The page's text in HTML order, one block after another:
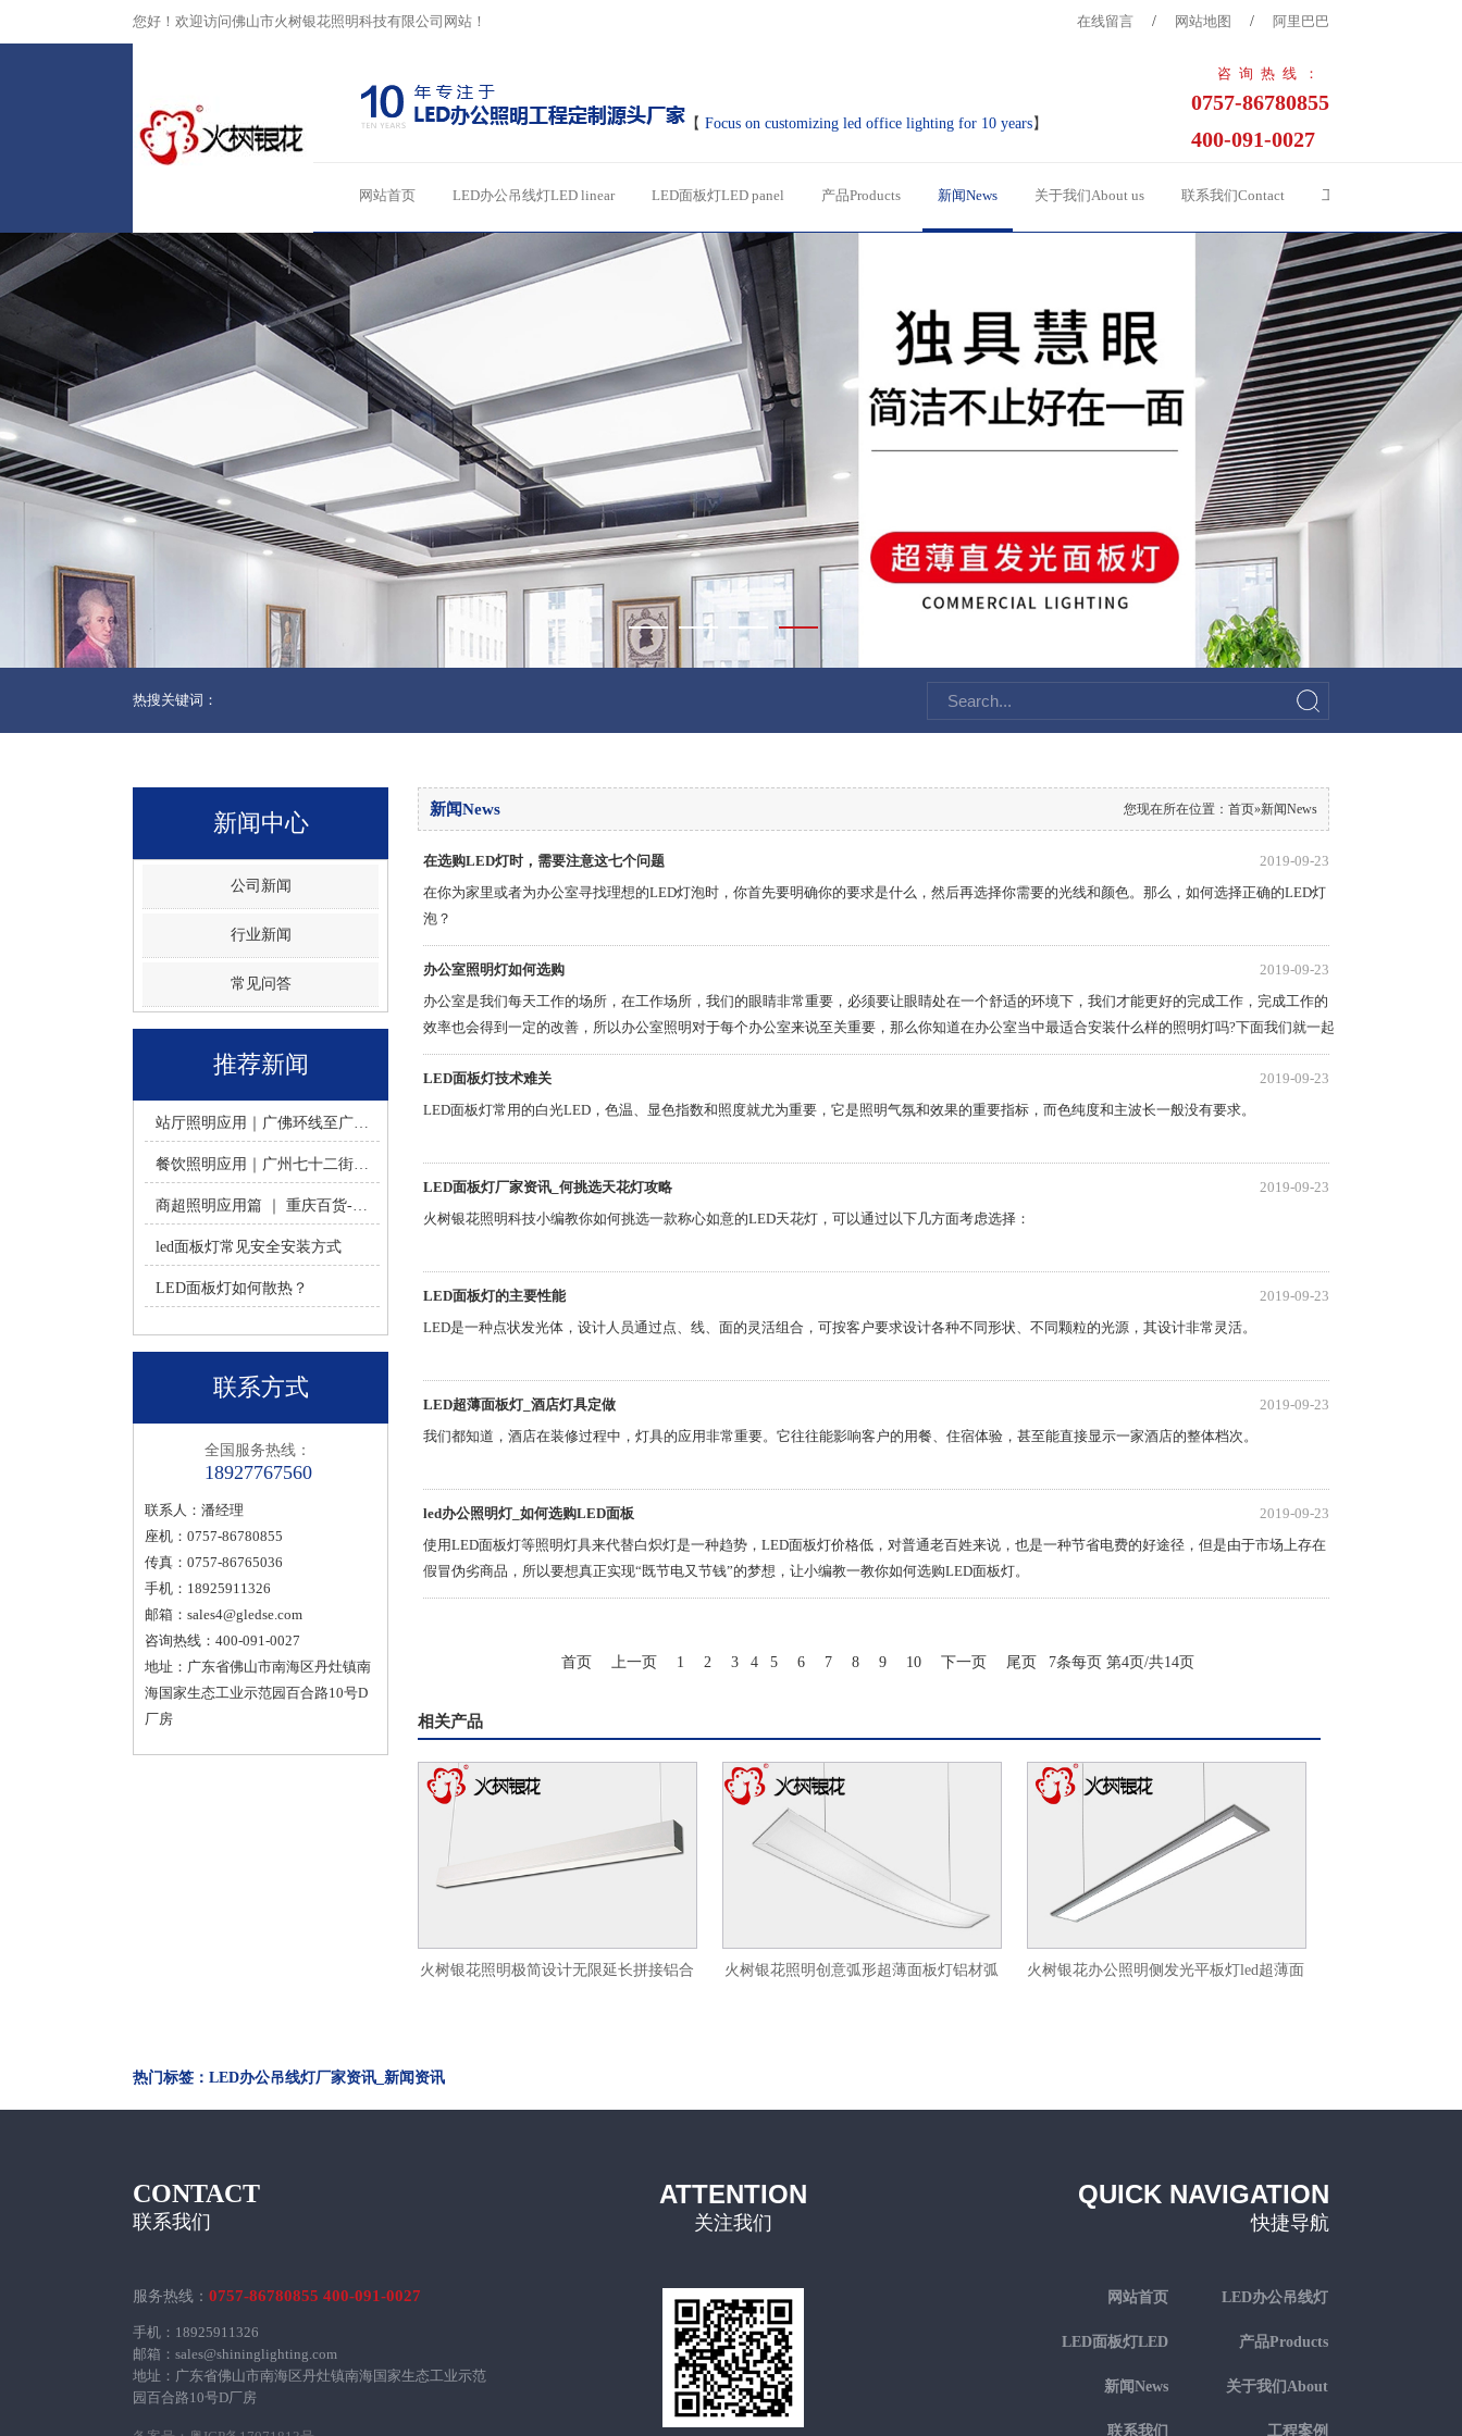
您好！欢迎访问佛山市火树银花照明科技有限公司网站！ 在线留言 / 网站地图 / 阿里巴巴
【 Focus on customizing led office lighting for 10 years】
咨询热线：
0757-86780855
400-091-0027
网站首页 LED办公吊线灯LED linear LED面板灯LED panel 产品Products 新闻News 关于我们About us 联系我们Contact 工程案例
热搜关键词：
新闻中心
公司新闻
行业新闻
常见问答
推荐新闻
站厅照明应用｜广佛环线至广州南站 -佛山火树银花照明
餐饮照明应用｜广州七十二街道餐饮连锁-佛山火树银花照明
商超照明应用篇 ｜ 重庆百货-佛山火树银花照明合作历程
led面板灯常见安全安装方式
LED面板灯如何散热？
联系方式
全国服务热线：
18927767560
联系人：潘经理
座机：0757-86780855
传真：0757-86765036
手机：18925911326
邮箱： sales4@gledse.com
咨询热线：400-091-0027
地址：广东省佛山市南海区丹灶镇南
海国家生态工业示范园百合路10号D
厂房
您现在所在位置： 首页»新闻News
新闻News
2019-09-23
在选购LED灯时，需要注意这七个问题
在你为家里或者为办公室寻找理想的LED灯泡时，你首先要明确你的要求是什么，然后再选择你需要的光线和颜色。那么，如何选择正确的LED灯
泡？
2019-09-23
办公室照明灯如何选购
办公室是我们每天工作的场所，在工作场所，我们的眼睛非常重要，必须要让眼睛处在一个舒适的环境下，我们才能更好的完成工作，完成工作的
效率也会得到一定的改善，所以办公室照明对于每个办公室来说至关重要，那么你知道在办公室当中最适合安装什么样的照明灯吗?下面我们就一起
来看看办公室照明灯的一些相关介绍吧。
2019-09-23
LED面板灯技术难关
LED面板灯常用的白光LED，色温、显色指数和照度就尤为重要，它是照明气氛和效果的重要指标，而色纯度和主波长一般没有要求。
2019-09-23
LED面板灯厂家资讯_何挑选天花灯攻略
火树银花照明科技小编教你如何挑选一款称心如意的LED天花灯，可以通过以下几方面考虑选择：
2019-09-23
LED面板灯的主要性能
LED是一种点状发光体，设计人员通过点、线、面的灵活组合，可按客户要求设计各种不同形状、不同颗粒的光源，其设计非常灵活。
2019-09-23
LED超薄面板灯_酒店灯具定做
我们都知道，酒店在装修过程中，灯具的应用非常重要。它往往能影响客户的用餐、住宿体验，甚至能直接显示一家酒店的整体档次。
2019-09-23
led办公照明灯_如何选购LED面板
使用LED面板灯等照明灯具来代替白炽灯是一种趋势，LED面板灯价格低，对普通老百姓来说，也是一种节省电费的好途径，但是由于市场上存在
假冒伪劣商品，所以要想真正实现“既节电又节钱”的梦想，让小编教一教你如何选购LED面板灯。
首页 上一页 1 2 3 4 5 6 7 8 9 10 下一页 尾页 7条每页 第4页/共14页
相关产品
火树银花照明极简设计无限延长拼接铝合 火树银花照明创意弧形超薄面板灯铝材弧 火树银花办公照明侧发光平板灯led超薄面
热门标签：LED办公吊线灯厂家资讯_新闻资讯
CONTACT
联系我们
服务热线： 0757-86780855 400-091-0027
手机：18925911326
邮箱：sales@shininglighting.com
地址：广东省佛山市南海区丹灶镇南海国家生态工业示范
园百合路10号D厂房
ATTENTION
关注我们
QUICK NAVIGATION
快捷导航
网站首页
LED办公吊线灯
LED面板灯LED
产品Products
新闻News
关于我们About
联系我们
工程案例